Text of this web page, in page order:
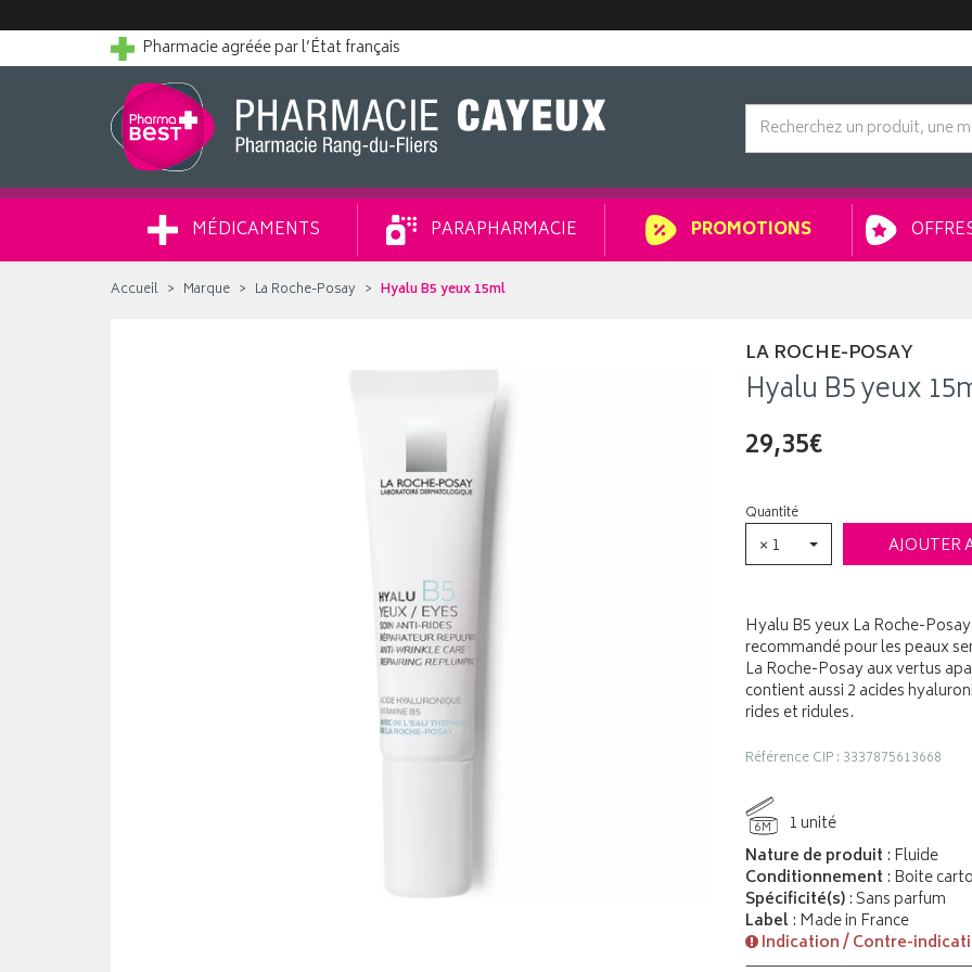
Pharmacie agréée par l’État français
MÉDICAMENTS PARAPHARMACIE PROMOTIONS
Accueil Marque La Roche-Posay Hyalu B5 yeux 15ml
LA ROCHE-POSAY
Hyalu B5 yeux
29,35€
Quantité
× 1 AJOUTER
Hyalu B5 yeux La Roche-
recommandé pour les peaux
La Roche-Posay aux vertus
contient aussi 2 acides
rides et ridules.
Référence CIP : 3337875613668
6M
1 unité
Nature de produit : Fluide
Conditionnement : Boite
Spécificité(s): Sans parfum
Label: Made in France
Indication / Contre-